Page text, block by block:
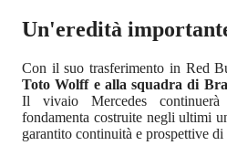
Un'eredità
Con il suo trasferimento in Red
Toto Wolff e alla squadra di
Il vivaio Mercedes
fondamenta costruite negli ultimi
garantito continuità e prospettive